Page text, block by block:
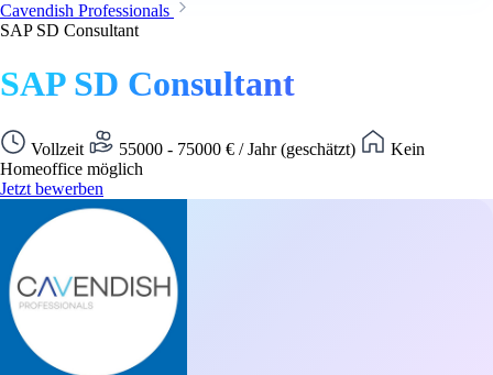
Cavendish Professionals
SAP SD Consultant
SAP SD Consultant
Vollzeit 55000 - 75000 € / Jahr (geschätzt)
Kein
Homeoffice möglich
Jetzt bewerben